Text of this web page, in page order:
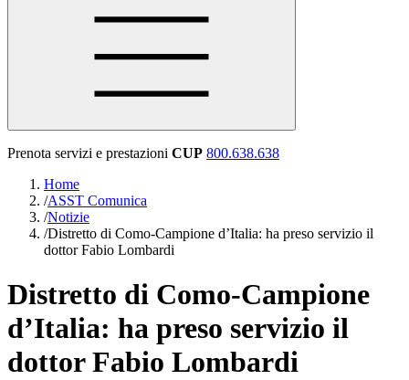
Prenota servizi e prestazioni CUP 800.638.638
Home
/ASST Comunica
/Notizie
/Distretto di Como-Campione d’Italia: ha preso servizio il
dottor Fabio Lombardi
Distretto di Como-Campione
d’Italia: ha preso servizio il
dottor Fabio Lombardi